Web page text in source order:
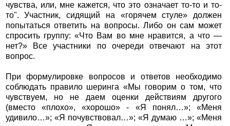
чувства, или, мне кажется, что это означает то-то и то-
то". Участник, сидящий на «горячем стуле» должен
попытаться ответить на вопросы. Либо он сам может
спросить группу: «Что Вам во мне нравится, а что —
нет?» Все участники по очереди отвечают на этот
вопрос.
При формулировке вопросов и ответов необходимо
соблюдать правило шеринга «Мы говорим о том, что
чувствуем, но не даем оценки действиям другого
(вместо «плохо», «хорошо» - «Я понял…»; «Меня
удивило…»; «Я почувствовал…»; «Я думаю …»; «Меня